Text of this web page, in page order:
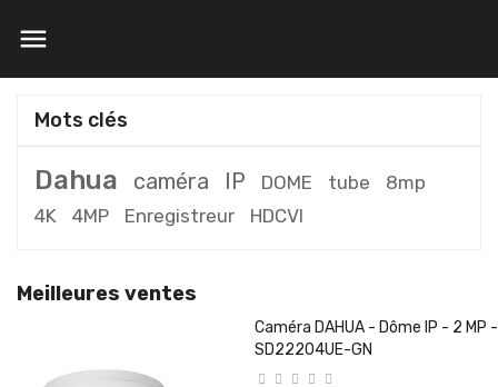

Mots clés
Dahua caméra IP DOME tube
8mp
4K
4MP Enregistreur HDCVI
Meilleures ventes
Caméra DAHUA - Dôme IP - 2 MP -
SD22204UE-GN